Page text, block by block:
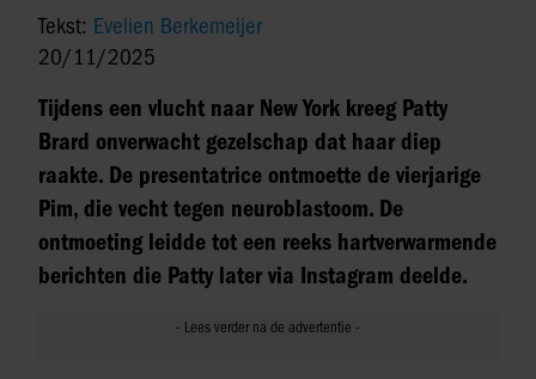
Tekst: Evelien Berkemeijer
20/11/2025
Tijdens een vlucht naar New York kreeg Patty
Brard onverwacht gezelschap dat haar diep
raakte. De presentatrice ontmoette de vierjarige
Pim, die vecht tegen neuroblastoom. De
ontmoeting leidde tot een reeks hartverwarmende
berichten die Patty later via Instagram deelde.